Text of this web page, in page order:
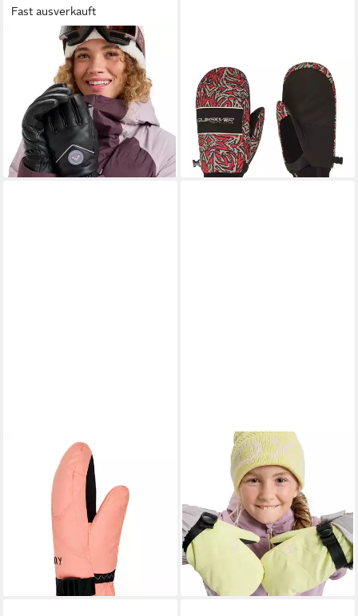
Fast ausverkauft
Snowboardhandschuhe Icyday
49,99 € UVP90,00 €
-44%
lieferbar - in 9-11 Werktagen bei
dir
Snowboardhandschuhe
Method
35,99 € UVP 65,00 €
-45%
lieferbar - in 1-2 Werktagen bei dir
Snowboardhandschuhe Roxy
24,99 €
45,00 €
lieferbar - in 9-11 Werktagen bei
Snowboardhandschuhe Roxy
Jetty Girl Solid
24,99 € UVP45,00 €
-44%
lieferbar - in 9-11 Werktagen bei
dir